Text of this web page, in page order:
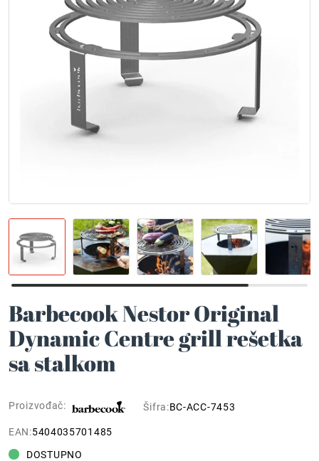
Barbecook Nestor Original
Dynamic Centre grill rešetka
sa stalkom
Proizvođač: Šifra:BC-ACC-7453
EAN:5404035701485
DOSTUPNO